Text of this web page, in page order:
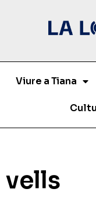
Viure a Tiana
vells